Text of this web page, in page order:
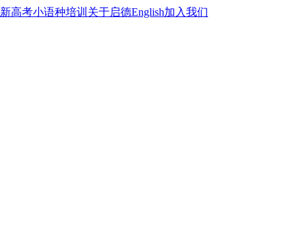
新高考小语种培训 关于启德English加入我们